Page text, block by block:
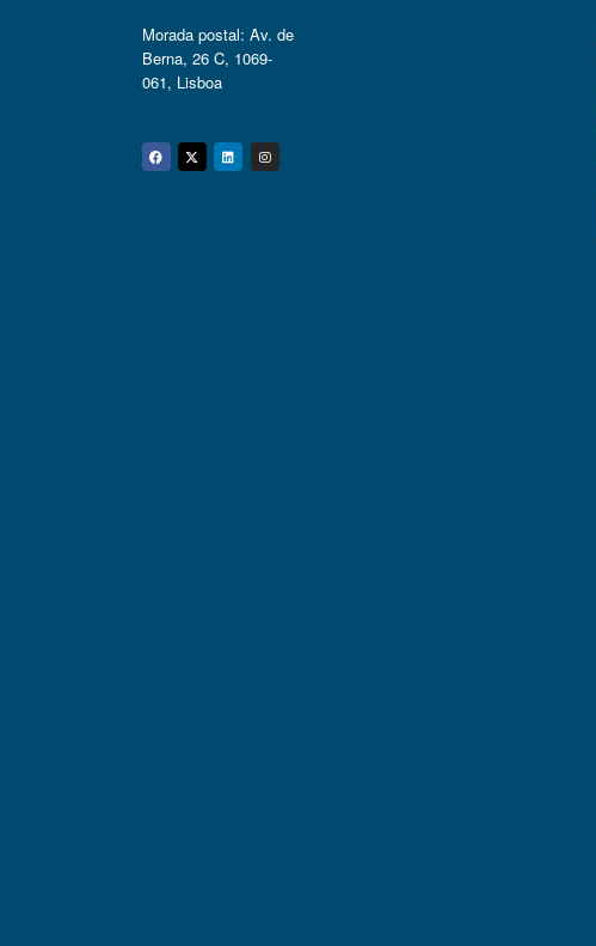
Morada postal: Av. de
Berna, 26 C, 1069-
061, Lisboa
Facebook
Twitter
Linkedin
Instagram